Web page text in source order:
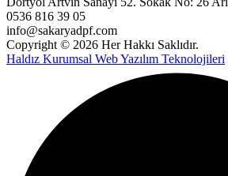
0536 816 39 05
info@sakaryadpf.com
Copyright © 2026 Her Hakkı Saklıdır.
Haldız Kurumsal Web Yazılım Teknolojileri